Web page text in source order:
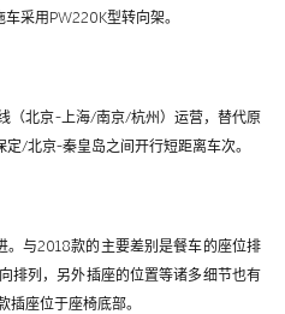
采用PW220K型转向架。
（北京-上海/南京/杭州）运营，替代原
/北京-秦皇岛之间开行短距离车次。
。与2018款的主要差别是餐车的座位排
排列，另外插座的位置等诸多细节也有
座位于座椅底部。